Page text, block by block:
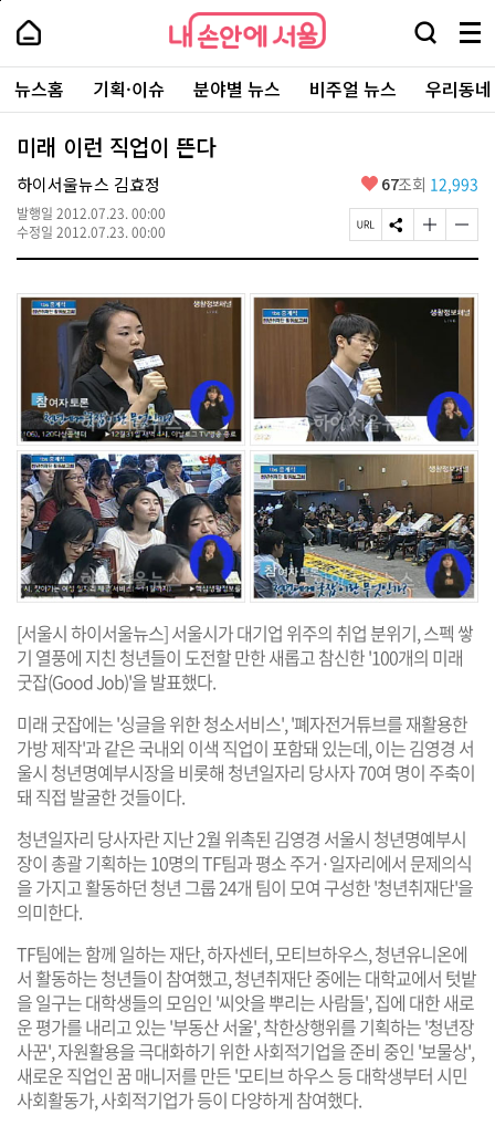
본
로
가
내
손
안
에
서
울
-
서
울
시
대
표
소
포
털
내
손
에
울
검
창
열
기
메
뉴
전
체
보
주
요
서
뉴스홈 기획·이슈 분야별 뉴스 비주얼 뉴스 우리동
미래 이런 직업이 뜬다
하이서울뉴스 김효정
발행일 2012.07.23. 00:00
수정일 2012.07.23. 00:00
좋
요
67조회 12,993
페
이
U
L
복
사
S
N
공
글
자
기
크
게
기
글
자
기
작
기
[서울시 하이서울뉴스] 서울시가 대기업 위주의 취업 분위기, 스펙 쌓
기 열풍에 지친 청년들이 도전할 만한 새롭고 참신한 '100개의 미래
굿잡(Good Job)'을 발표했다.
미래 굿잡에는 '싱글을 위한 청소서비스', '폐자전거튜브를 재활용한
가방 제작'과 같은 국내외 이색 직업이 포함돼 있는데, 이는 김영경 서
울시 청년명예부시장을 비롯해 청년일자리 당사자 70여 명이 주축이
돼 직접 발굴한 것들이다.
청년일자리 당사자란 지난 2월 위촉된 김영경 서울시 청년명예부시
장이 총괄 기획하는 10명의 TF팀과 평소 주거·일자리에서 문제의식
을 가지고 활동하던 청년 그룹 24개 팀이 모여 구성한 '청년취재단'을
의미한다.
TF팀에는 함께 일하는 재단, 하자센터, 모티브하우스, 청년유니온에
서 활동하는 청년들이 참여했고, 청년취재단 중에는 대학교에서 텃밭
을 일구는 대학생들의 모임인 '씨앗을 뿌리는 사람들', 집에 대한 새로
운 평가를 내리고 있는 '부동산 서울', 착한상행위를 기획하는 '청년장
사꾼', 자원활용을 극대화하기 위한 사회적기업을 준비 중인 '보물상',
새로운 직업인 꿈 매니저를 만든 '모티브 하우스 등 대학생부터 시민
사회활동가, 사회적기업가 등이 다양하게 참여했다.
페
상
단
로